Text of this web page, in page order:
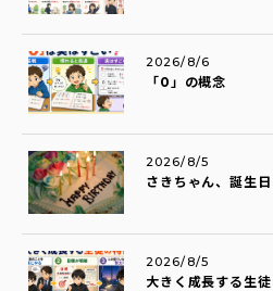
「0」の概念
2026/8/6
さきちゃん、誕生日
2026/8/5
大きく成長する生
2026/8/5